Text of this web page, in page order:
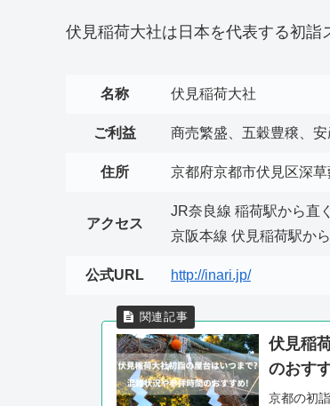
伏見稲荷大社は日本を代表する初詣
名称 伏見稲荷大社
ご利益 商売繁盛、五穀豊穣、
住所 京都府京都市伏見区深草
アクセス
JR奈良線 稲荷駅から直
京阪本線 伏見稲荷駅か
公式URL http://inari.jp/
伏見稲
のおす
京都の初